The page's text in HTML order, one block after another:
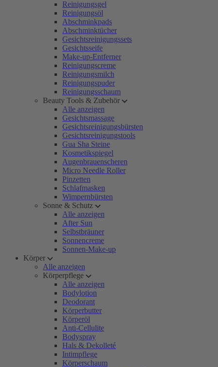
Reinigungsgel
Reinigungsöl
Abschminkpads
Abschminktücher
Gesichtsreinigungssets
Gesichtsseife
Make-up-Entferner
Reinigungscreme
Reinigungsmilch
Reinigungspuder
Reinigungsschaum
Beauty Tools & Zubehör
Alle anzeigen
Gesichtsmassage
Gesichtsreinigungsbürsten
Gesichtsreinigungstools
Gua Sha Steine
Kosmetikspiegel
Augenbrauenscheren
Micro Needle Roller
Pinzetten
Schlafmasken
Wimpernbürsten
Sonne & Schutz
Alle anzeigen
After Sun
Selbstbräuner
Sonnencreme
Sonnen-Make-up
Körper
Alle anzeigen
Körperpflege
Alle anzeigen
Bodylotion
Deodorant
Körperbutter
Körperöl
Anti-Cellulite
Bodyspray
Hals & Dekolleté
Intimpflege
Körperschaum